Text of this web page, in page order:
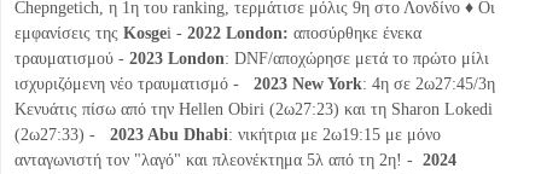
Chepngetich, η 1η του ranking, τερμάτισε μόλις 9η στο Λονδίνο ♦ Οι
εμφανίσεις της Kosgei - 2022 London: αποσύρθηκε ένεκα
τραυματισμού - 2023 London: DNF/αποχώρησε μετά το πρώτο μίλι
ισχυριζόμενη νέο τραυματισμό -
2023 New York: 4η σε 2ω27:45/3η
Κενυάτις πίσω από την Hellen Obiri (2ω27:23) και τη Sharon Lokedi
(2ω27:33) - 2023 Abu Dhabi: νικήτρια με 2ω19:15 με μόνο
ανταγωνιστή τον "λαγό" και πλεονέκτημα 5λ από τη 2η! - 2024